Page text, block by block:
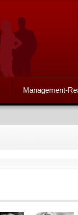
Management-